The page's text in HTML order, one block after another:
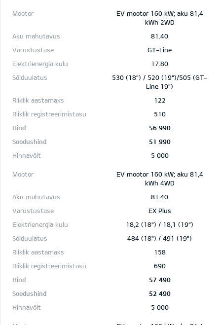
EV mootor 160 kW; aku 81,4
kWh 2WD
81.40
GT-Line
17.80
530 (18") / 520 (19")/505 (GT-
Line 19")
122
510
56 990
51 990
5 000
EV mootor 160 kW; aku 81,4
kWh 4WD
81.40
EX Plus
18,2 (18") / 18,1 (19")
484 (18") / 491 (19")
158
690
57 490
52 490
5 000